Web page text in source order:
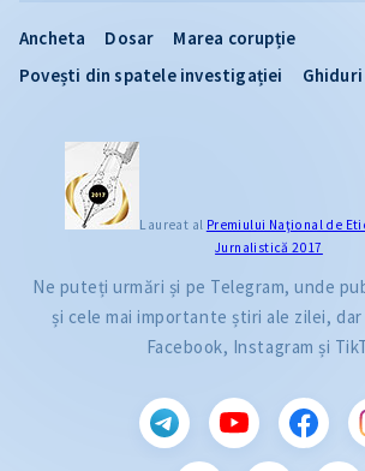
Ancheta Dosar
Marea corupție
Povești din spatele investigației
Laureat al Premiului Naţional de
Jurnalistică 2017
Ne puteți urmări și pe Telegram, unde
și cele mai importante știri ale zilei, dar
Facebook, Instagram și